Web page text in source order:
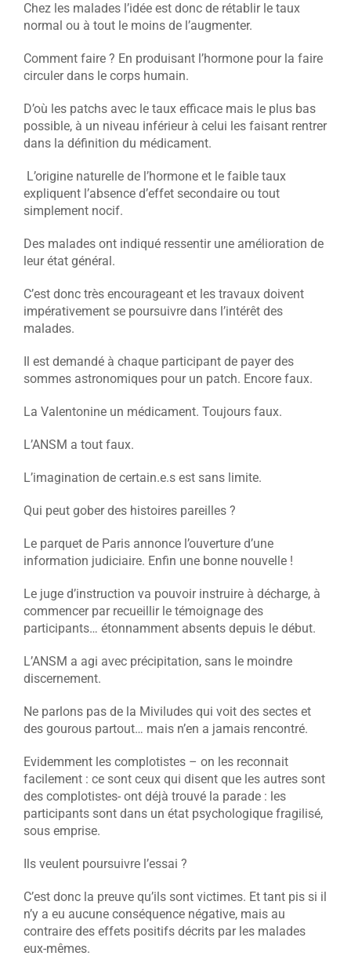
Chez les malades l’idée est donc de rétablir le taux
normal ou à tout le moins de l’augmenter.
Comment faire ? En produisant l’hormone pour la faire
circuler dans le corps humain.
D’où les patchs avec le taux efficace mais le plus bas
possible, à un niveau inférieur à celui les faisant rentrer
dans la définition du médicament.
L’origine naturelle de l’hormone et le faible taux
expliquent l’absence d’effet secondaire ou tout
simplement nocif.
Des malades ont indiqué ressentir une amélioration de
leur état général.
C’est donc très encourageant et les travaux doivent
impérativement se poursuivre dans l’intérêt des
malades.
Il est demandé à chaque participant de payer des
sommes astronomiques pour un patch. Encore faux.
La Valentonine un médicament. Toujours faux.
L’ANSM a tout faux.
L’imagination de certain.e.s est sans limite.
Qui peut gober des histoires pareilles ?
Le parquet de Paris annonce l’ouverture d’une
information judiciaire. Enfin une bonne nouvelle !
Le juge d’instruction va pouvoir instruire à décharge, à
commencer par recueillir le témoignage des
participants… étonnamment absents depuis le début.
L’ANSM a agi avec précipitation, sans le moindre
discernement.
Ne parlons pas de la Miviludes qui voit des sectes et
des gourous partout… mais n’en a jamais rencontré.
Evidemment les complotistes – on les reconnait
facilement : ce sont ceux qui disent que les autres sont
des complotistes- ont déjà trouvé la parade : les
participants sont dans un état psychologique fragilisé,
sous emprise.
Ils veulent poursuivre l’essai ?
C’est donc la preuve qu’ils sont victimes. Et tant pis si il
n’y a eu aucune conséquence négative, mais au
contraire des effets positifs décrits par les malades
eux-mêmes.